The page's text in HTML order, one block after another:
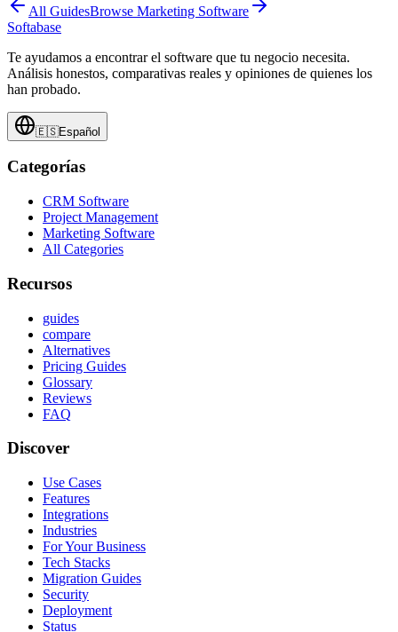
All GuidesBrowse Marketing Software
Softabase
Te ayudamos a encontrar el software que tu negocio necesita.
Análisis honestos, comparativas reales y opiniones de quienes los
han probado.
🇪🇸Español
Categorías
CRM Software
Project Management
Marketing Software
All Categories
Recursos
guides
compare
Alternatives
Pricing Guides
Glossary
Reviews
FAQ
Discover
Use Cases
Features
Integrations
Industries
For Your Business
Tech Stacks
Migration Guides
Security
Deployment
Status